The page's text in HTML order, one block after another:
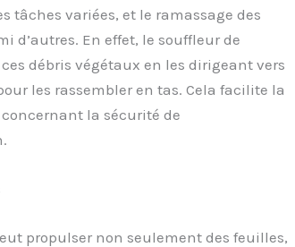
tâches variées, et le ramassage des
d’autres. En effet, le souffleur de
débris végétaux en les dirigeant vers
les rassembler en tas. Cela facilite la
la sécurité de
propulser non seulement des feuilles,